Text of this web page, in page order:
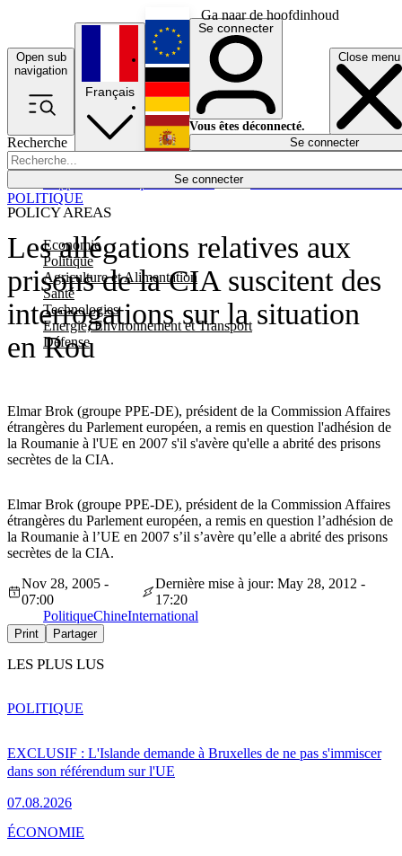
Ga naar de hoofdinhoud
Open sub
navigation
Close menu
Recherche
Se connecter
POLICY AREAS
Economie
Politique
Agriculture et Alimentation
Santé
Technologies
Energie, Environnement et Transport
Défense
Économie
Français
English
Deutsch
Español
Se connecter
Vous êtes déconnecté.
Se connecter
Les allégations relatives aux
prisons de la CIA suscitent des
interrogations sur la situation
en Rou
Elmar Brok (groupe PPE-DE), président de la Commission Affaires
étrangères du Parlement européen, a remis en question l'adhésion de
la Roumanie à l'UE en 2007 s'il s'avère qu'elle a abrité des prisons
secrètes de la CIA.
POLITIQUE
Elmar Brok (groupe PPE-DE), président de la Commission Affaires
étrangères du Parlement européen, a remis en question l’adhésion de
la Roumanie à l’UE en 2007 s’il s’avère qu’elle a abrité des prisons
secrètes de la CIA.
Nov 28, 2005 -
07:00
Dernière mise à jour: May 28, 2012 -
17:20
PolitiqueChineInternational
Print Partager
LES PLUS LUS
EXCLUSIF : L'Islande demande à Bruxelles de ne pas s'immiscer
dans son référendum sur l'UE
07.08.2026
POLITIQUE
ÉCONOMIE